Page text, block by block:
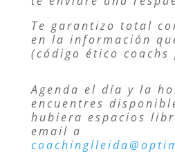
Te garantizo total
en la información
(código ético coachs
Agenda el día y la
encuentres
hubiera espacios
email a